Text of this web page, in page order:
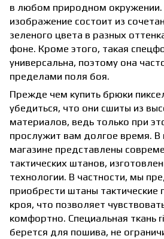
в любом природном окружении.
изображение состоит из
зеленого цвета в разных
фоне. Кроме этого, такая
универсальна, поэтому она
пределами поля боя.
Прежде чем купить брюки
убедиться, что они сшиты из
материалов, ведь только при
прослужит вам долгое время.
магазине представлены
тактических штанов,
технологии. В частности, мы
приобрести штаны тактические
кроя, что позволяет
комфортно. Специальная ткань
берется для пошива, не